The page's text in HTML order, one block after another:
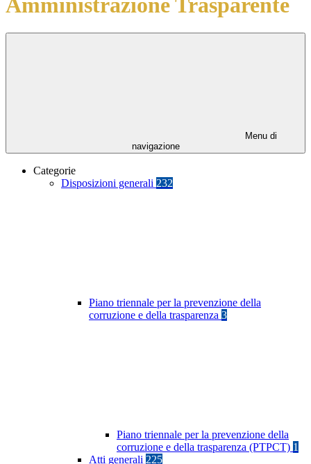
Menu di
navigazione
Categorie
Disposizioni generali 232
Piano triennale per la prevenzione della
corruzione e della trasparenza 3
Piano triennale per la prevenzione della
corruzione e della trasparenza (PTPCT) 1
Atti generali 225